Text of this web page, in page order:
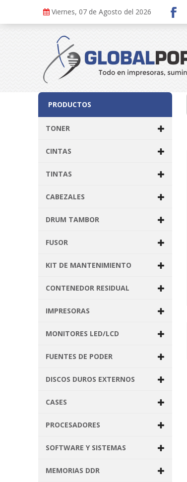
Viernes, 07 de Agosto del 2026
PRODUCTOS
TONER
CINTAS
TINTAS
CABEZALES
DRUM TAMBOR
FUSOR
KIT DE MANTENIMIENTO
CONTENEDOR RESIDUAL
IMPRESORAS
MONITORES LED/LCD
FUENTES DE PODER
DISCOS DUROS EXTERNOS
CASES
PROCESADORES
SOFTWARE Y SISTEMAS
MEMORIAS DDR